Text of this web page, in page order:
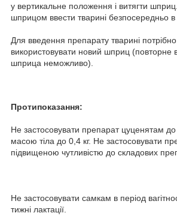
у вертикальне положення і витягти
шприцом ввести тварині безпосередньо
Для введення препарату тварині
використовувати новий шприц (повторне
шприца неможливо).
Протипоказання:
Не застосовувати препарат цуценятам до
масою тіла до 0,4 кг. Не застосовувати
підвищеною чутливістю до складових
Не застосовувати самкам в період
тижні лактації.